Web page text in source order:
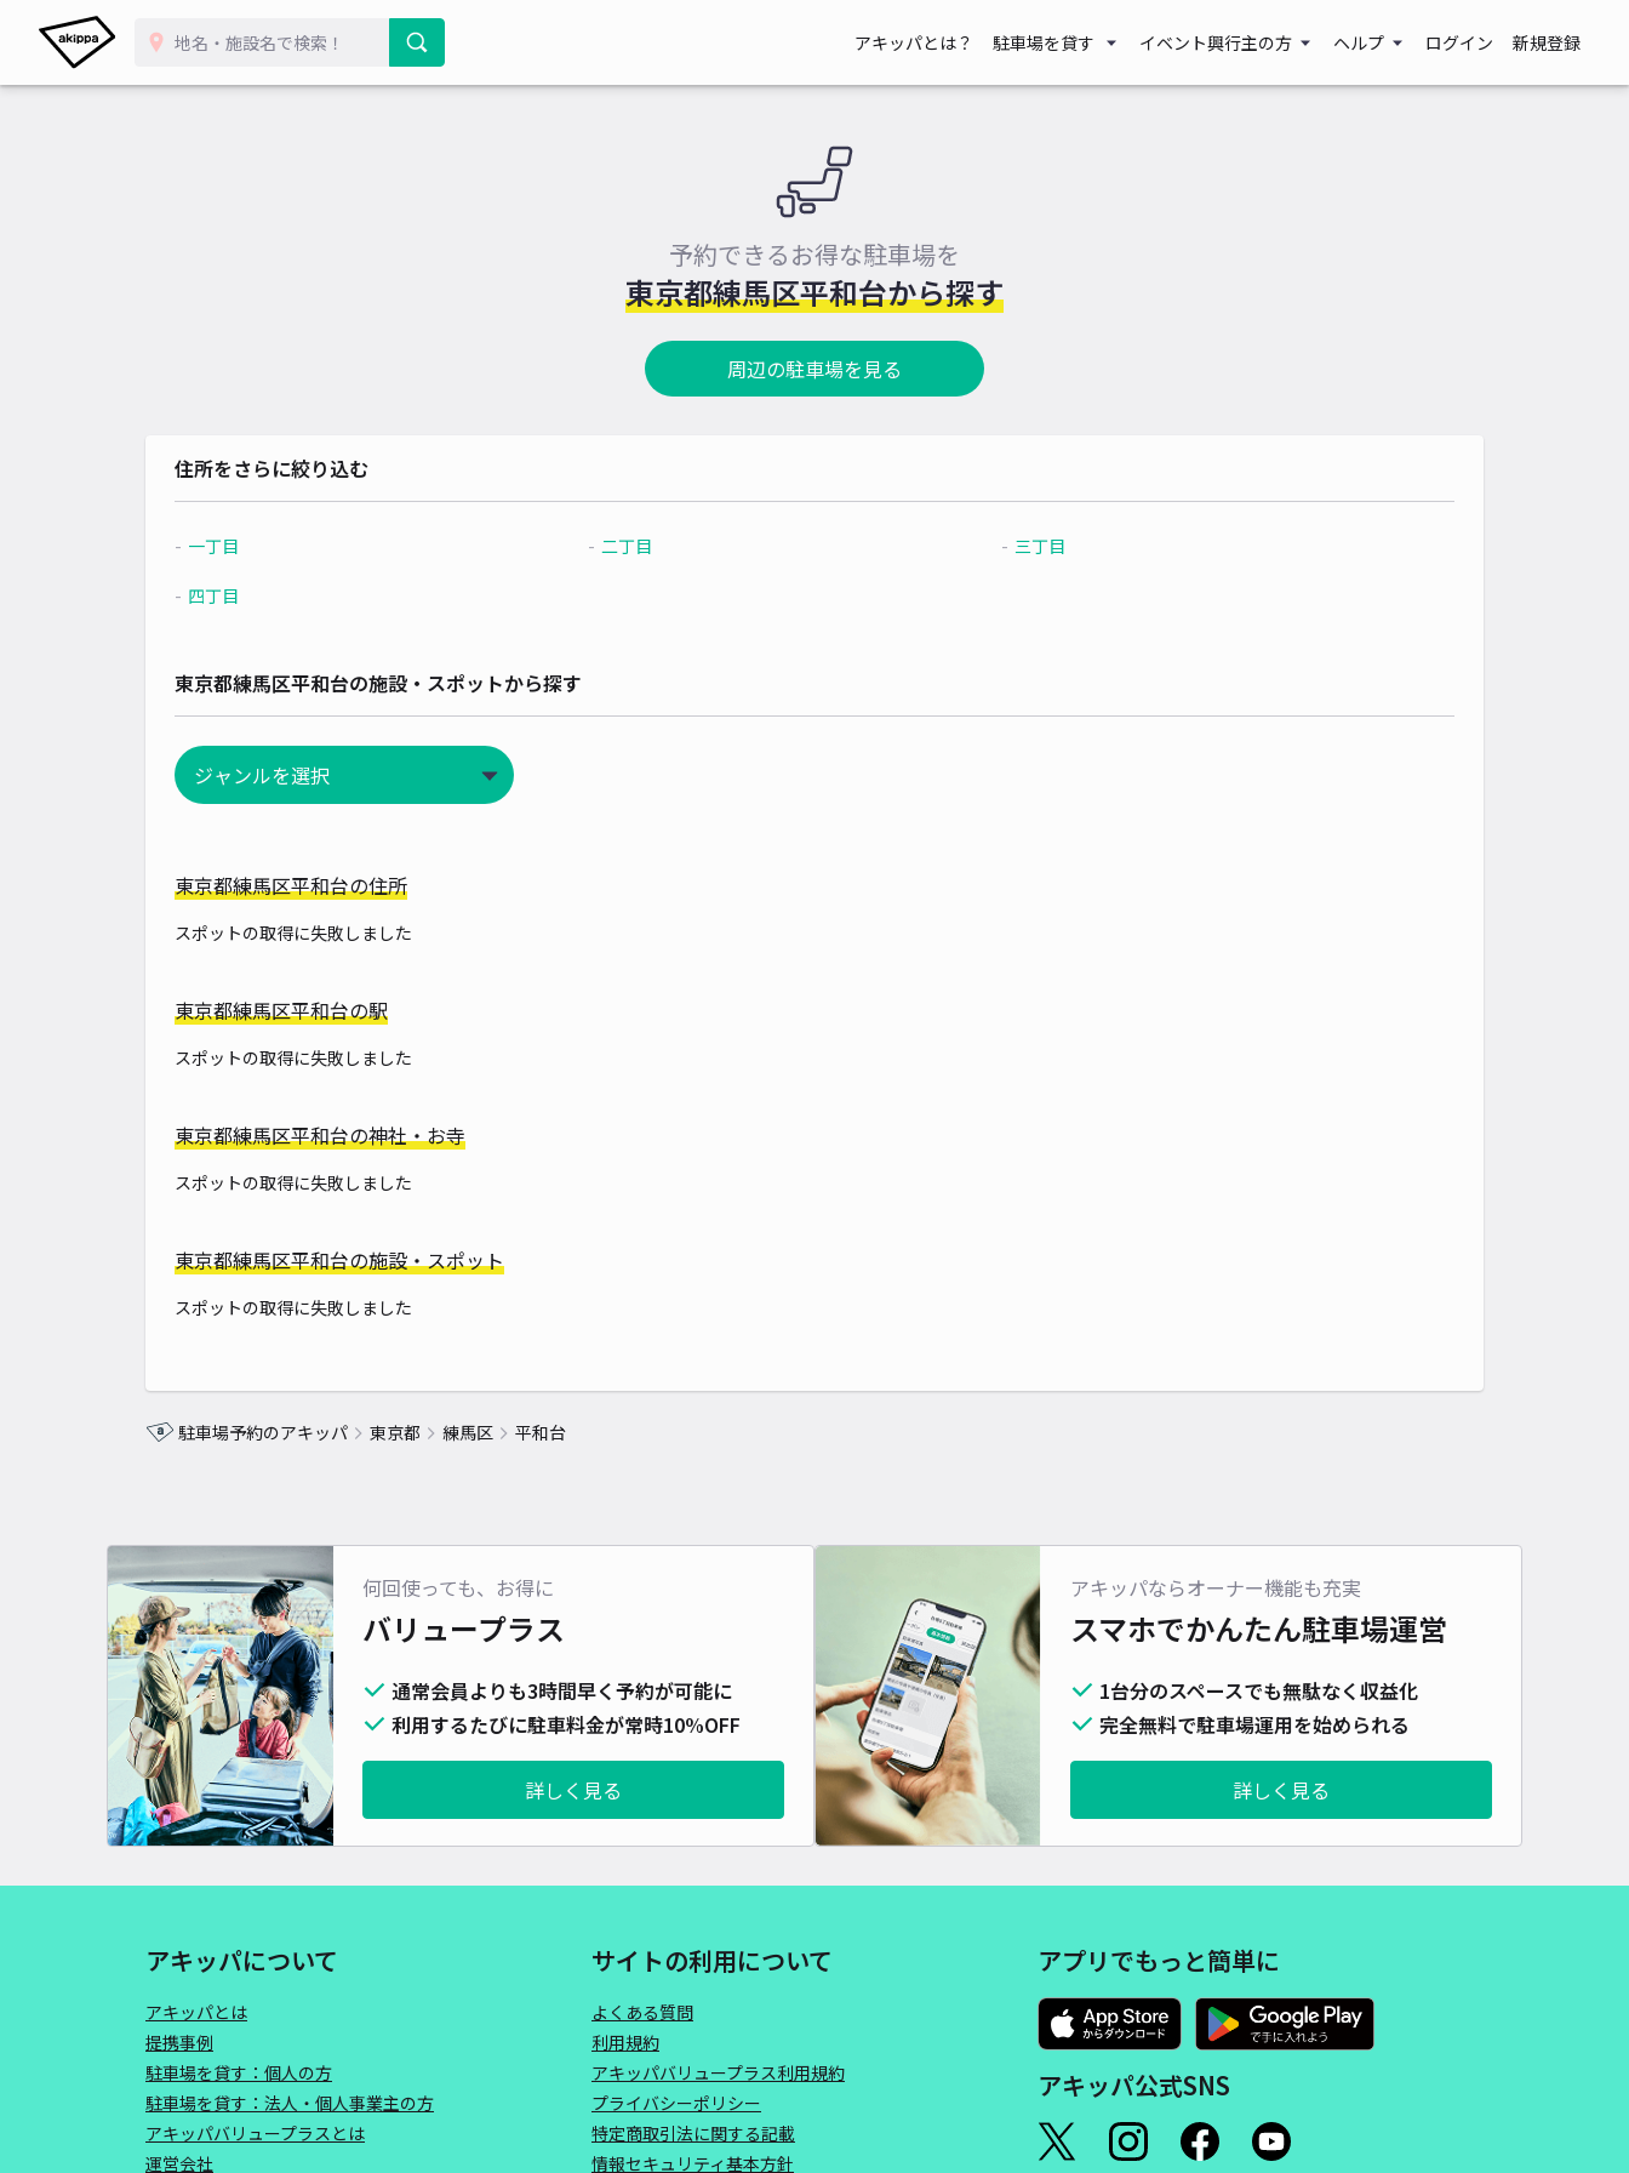
アキッパとは？ 駐車場を貸す イベント興行主の方 ヘルプ ログイン 新規登録
予約できるお得な駐車場を
東京都練馬区平和台から探す
周辺の駐車場を見る
住所をさらに絞り込む
一丁目 二丁目 三丁目
四丁目
東京都練馬区平和台の施設・スポットから探す
東京都練馬区平和台の住所
スポットの取得に失敗しました
東京都練馬区平和台の駅
スポットの取得に失敗しました
東京都練馬区平和台の神社・お寺
スポットの取得に失敗しました
東京都練馬区平和台の施設・スポット
スポットの取得に失敗しました
駐車場予約のアキッパ 東京都 練馬区 平和台
何回使っても、お得に
バリュープラス
通常会員よりも3時間早く予約が可能に
利用するたびに駐車料金が常時10%OFF
詳しく見る
アキッパならオーナー機能も充実
スマホでかんたん駐車場運営
1台分のスペースでも無駄なく収益化
完全無料で駐車場運用を始められる
詳しく見る
アキッパについて
アキッパとは
提携事例
駐車場を貸す：個人の方
駐車場を貸す：法人・個人事業主の方
アキッパバリュープラスとは
運営会社
サイトの利用について
よくある質問
利用規約
アキッパバリュープラス利用規約
プライバシーポリシー
特定商取引法に関する記載
情報セキュリティ基本方針
アプリでもっと簡単に
アキッパ公式SNS